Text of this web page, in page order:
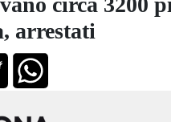
arrestati